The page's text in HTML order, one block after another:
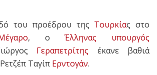
του προέδρου της Τουρκίας στο
, οΈλληνας
υπουργός
Γεραπετρίτης έκανε βαθιά
Ταγίπ Ερντογάν.